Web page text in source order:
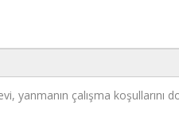
yanmanın çalışma koşullarını